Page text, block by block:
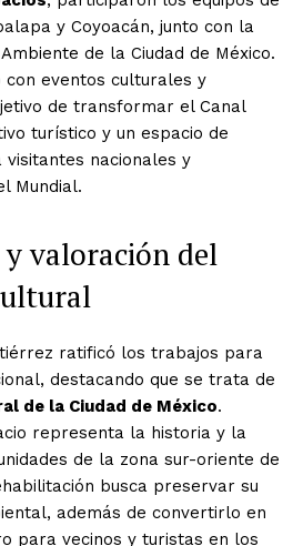
y Coyoacán, junto con la
de la Ciudad de México.
con eventos culturales y
de transformar el Canal
turístico y un espacio de
nacionales y
Mundial.
valoración del
ratificó los trabajos para
destacando que se trata de
de la Ciudad de México.
representa la historia y la
de la zona sur-oriente de
busca preservar su
además de convertirlo en
para vecinos y turistas en los